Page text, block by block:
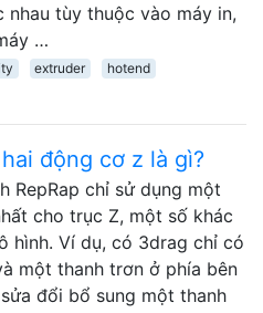
nhau tùy thuộc vào máy in,
…
extruder
hotend
động cơ z là gì?
RepRap chỉ sử dụng một
cho trục Z, một số khác
hình. Ví dụ, có 3drag chỉ có
một thanh trơn ở phía bên
đổi bổ sung một thanh